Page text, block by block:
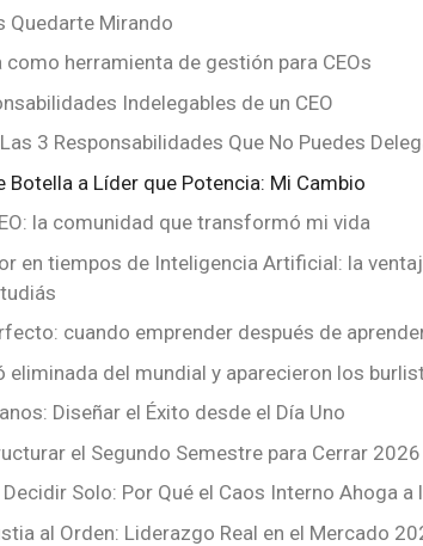
Quedarte Mirando
como herramienta de gestión para CEOs
Indelegables de un CEO
Las 3 Responsabilidades Que No Puedes
Botella a Líder que Potencia: Mi Cambio
la comunidad que transformó mi vida
en tiempos de Inteligencia Artificial: la
cuando emprender después de
eliminada del mundial y aparecieron los
Diseñar el Éxito desde el Día Uno
el Segundo Semestre para Cerrar
Decidir Solo: Por Qué el Caos Interno Ahoga a
al Orden: Liderazgo Real en el Mercado